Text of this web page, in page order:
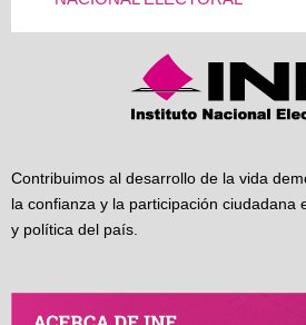
Contribuimos al desarrollo de la vida
la confianza y la participación ciudadana
y política del país.